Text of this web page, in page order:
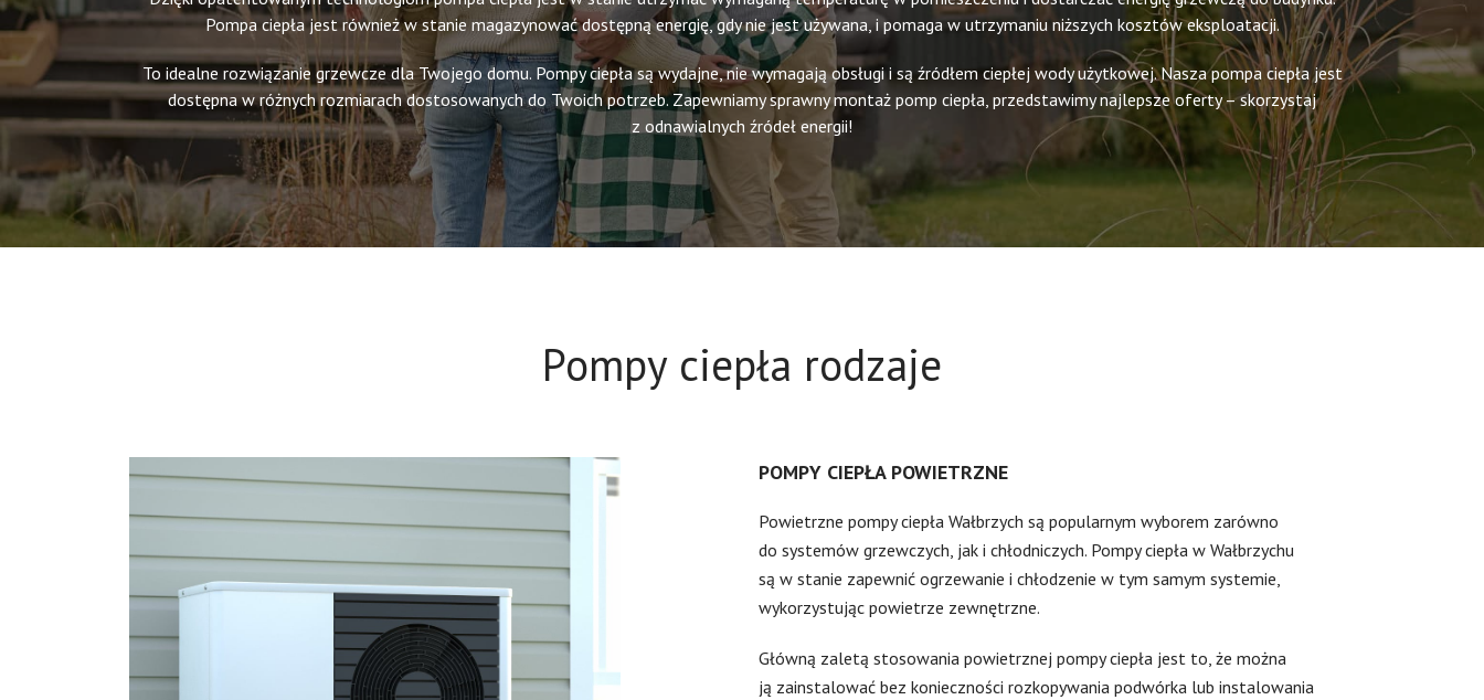
Pompa ciepła jest również w stanie magazynować dostępną energię, gdy nie jest używana, i pomaga w utrzymaniu niższych kosztów eksploatacji.
To idealne rozwiązanie grzewcze dla Twojego domu. Pompy ciepła są wydajne, nie wymagają obsługi i są źródłem ciepłej wody użytkowej. Nasza pompa ciepła jest
dostępna w różnych rozmiarach dostosowanych do Twoich potrzeb. Zapewniamy sprawny montaż pomp ciepła, przedstawimy najlepsze oferty – skorzystaj
z odnawialnych źródeł energii!
Pompy ciepła rodzaje
POMPY CIEPŁA POWIETRZNE
Powietrzne pompy ciepła Wałbrzych są popularnym wyborem zarówno
do systemów grzewczych, jak i chłodniczych. Pompy ciepła w Wałbrzychu
są w stanie zapewnić ogrzewanie i chłodzenie w tym samym systemie,
wykorzystując powietrze zewnętrzne.
Główną zaletą stosowania powietrznej pompy ciepła jest to, że można
ją zainstalować bez konieczności rozkopywania podwórka lub instalowania